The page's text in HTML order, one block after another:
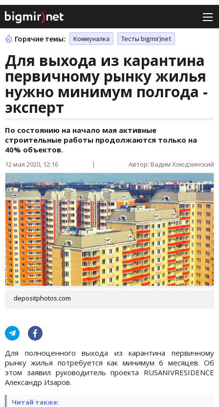
Горячие темы: Коммуналка Тесты bigmir)net
Для выхода из карантина
первичному рынку жилья
нужно минимум полгода -
эксперт
По состоянию на начало мая активные
строительные работы продолжаются только на
40% объектов.
12 мая 2020, 12:16 | Автор: Вадим Хлюдзинский
depositphotos.com
Для полноценного выхода из карантина первичному
рынку жилья потребуется как минимум 6 месяцев. Об
этом заявил руководитель проекта RUSANIVRESIDENCE
Александр Изаров.
Читай также: